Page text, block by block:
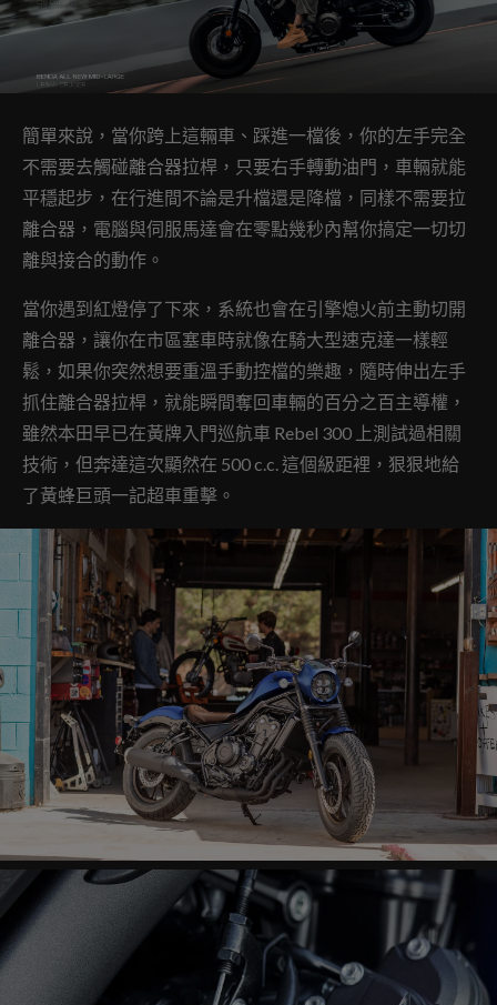
簡單來說，當你跨上這輛車、踩進一檔後，你的左手完全
不需要去觸碰離合器拉桿，只要右手轉動油門，車輛就能
平穩起步，在行進間不論是升檔還是降檔，同樣不需要拉
離合器，電腦與伺服馬達會在零點幾秒內幫你搞定一切切
離與接合的動作。
當你遇到紅燈停了下來，系統也會在引擎熄火前主動切開
離合器，讓你在市區塞車時就像在騎大型速克達一樣輕
鬆，如果你突然想要重溫手動控檔的樂趣，隨時伸出左手
抓住離合器拉桿，就能瞬間奪回車輛的百分之百主導權，
雖然本田早已在黃牌入門巡航車 Rebel 300 上測試過相關
技術，但奔達這次顯然在 500 c.c. 這個級距裡，狠狠地給
了黃蜂巨頭一記超車重擊。